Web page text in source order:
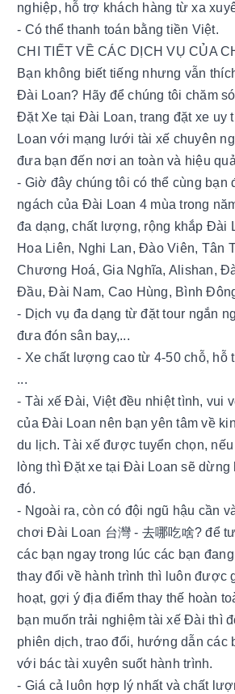
nghiệp, hỗ trợ khách hàng từ xa
- Có thể thanh toán bằng tiền Việt.
CHI TIẾT VỀ CÁC DỊCH VỤ CỦA
Bạn không biết tiếng nhưng vẫn
Đài Loan? Hãy để chúng tôi chăm
Đặt Xe tại Đài Loan, trang đặt xe uy
Loan với mạng lưới tài xế chuyên
đưa bạn đến nơi an toàn và hiệu
- Giờ đây chúng tôi có thể cùng bạn
ngách của Đài Loan 4 mùa trong
đa dạng, chất lượng, rộng khắp Đài
Hoa Liên, Nghi Lan, Đào Viên, Tân
Chương Hoá, Gia Nghĩa, Alishan,
Đầu, Đài Nam, Cao Hùng, Bình
- Dịch vụ đa dạng từ đặt tour ngắn
đưa đón sân bay,...
- Xe chất lượng cao từ 4-50 chỗ, hỗ
...
- Tài xế Đài, Việt đều nhiệt tình, vui
của Đài Loan nên bạn yên tâm về
du lịch. Tài xế được tuyển chọn,
lòng thì Đặt xe tại Đài Loan sẽ
đó.
- Ngoài ra, còn có đội ngũ hậu cần
chơi Đài Loan 台灣 - 去哪吃啥? để
các bạn ngay trong lúc các bạn
thay đổi về hành trình thì luôn được
hoạt, gợi ý địa điểm thay thế hoàn
bạn muốn trải nghiệm tài xế Đài thì
phiên dịch, trao đổi, hướng dẫn các
với bác tài xuyên suốt hành trình.
- Giá cả luôn hợp lý nhất và chất